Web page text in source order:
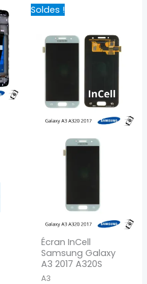
Soldes !
Écran InCell
Samsung Galaxy
A3 2017 A320S
A3
était :
44,90 €.
est :
24,90 €.